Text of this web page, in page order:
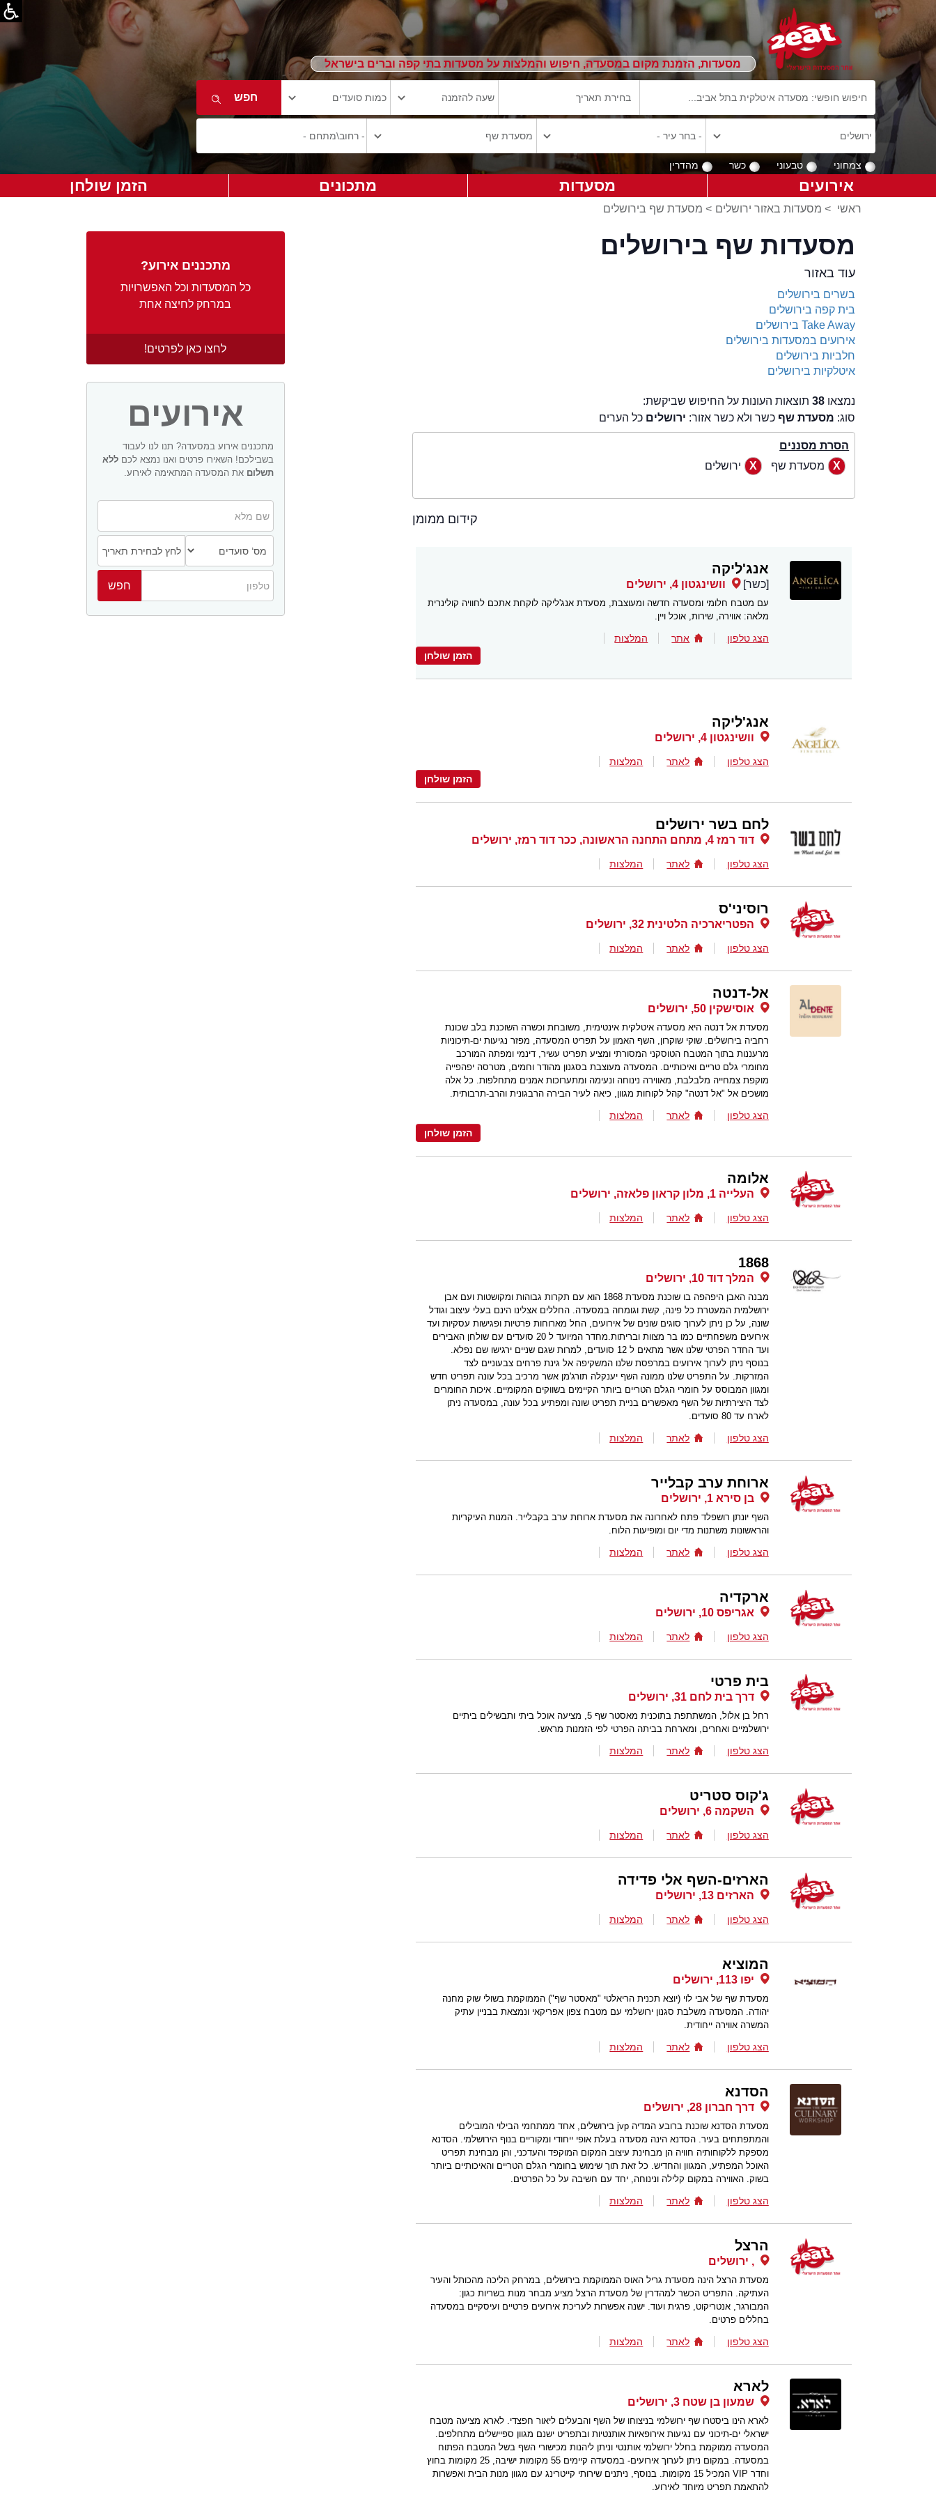
מסעדות, הזמנת מקום במסעדה, חיפוש והמלצות על מסעדות בתי קפה וברים בישראל
צמחוני טבעוני כשר מהדרין
אירועים מסעדות מתכונים הזמן שולחן
ראשי > מסעדות באזור ירושלים > מסעדת שף בירושלים
מתכננים אירוע?
כל המסעדות וכל האפשרויות
במרחק לחיצה אחת
לחצו כאן לפרטים!
אירועים
מתכננים אירוע במסעדה? תנו לנו לעבוד
בשבילכם! השאירו פרטים ואנו נמצא לכם ללא
תשלום את המסעדה המתאימה לאירוע.
מסעדות שף בירושלים
עוד באזור
בשרים בירושלים
בית קפה בירושלים
Take Away בירושלים
אירועים במסעדות בירושלים
חלביות בירושלים
איטלקיות בירושלים
נמצאו 38תוצאות העונות על החיפוש שביקשת:
סוג: מסעדת שף כשר ולא כשר אזור: ירושלים כל הערים
הסרת מסננים
מסעדת שף
ירושלים
קידום ממומן
אנג'ליקה
[כשר] וושינגטון 4, ירושלים
עם מטבח חלומי ומסעדה חדשה ומעוצבת, מסעדת אנג'ליקה לוקחת אתכם לחוויה קולינרית
מלאה: אווירה, שירות, אוכל ויין.
הצג טלפון אתר
המלצות
הזמן שולחן
אנג'ליקה
וושינגטון 4, ירושלים
הצג טלפון לאתר
המלצות
הזמן שולחן
לחם בשר ירושלים
דוד רמז 4, מתחם התחנה הראשונה, ככר דוד רמז, ירושלים
הצג טלפון לאתר המלצות
רוסיני'ס
הפטריארכיה הלטינית 32, ירושלים
הצג טלפון לאתר המלצות
אל-דנטה
אוסישקין 50, ירושלים
מסעדת אל דנטה היא מסעדה איטלקית אינטימית, משובחת וכשרה השוכנת בלב שכונת
רחביה בירושלים. שוקי שוקרון, השף האמון על תפריט המסעדה, מפזר נגיעות ים-תיכוניות
מרעננות בתוך המטבח הטוסקני המסורתי ומציע תפריט עשיר, דינמי ומפתה המורכב
מחומרי גלם טריים ואיכותיים. המסעדה מעוצבת בסגנון מהודר וחמים, מטרסה יפהפייה
מוקפת צמחייה מלבלבת, מאווירה נינוחה ונעימה ומתערוכות אמנים מתחלפות. כל אלה
מושכים אל "אל דנטה" קהל לקוחות מגוון, כיאה לעיר הבירה הרבגונית והרב-תרבותית.
הצג טלפון לאתר
המלצות
הזמן שולחן
אלומה
העלייה 1, מלון קראון פלאזה, ירושלים
הצג טלפון לאתר המלצות
1868
המלך דוד 10, ירושלים
מבנה האבן היפהפה בו שוכנת מסעדת 1868 הוא עם תקרות גבוהות ומקושטות ועם אבן
ירושלמית המעטרת כל פינה, קשת וגומחה במסעדה. החללים אצלינו הינם בעלי עיצוב וגודל
שונה, על כן ניתן לערוך סוגים שונים של אירועים, החל מארוחות פרטיות ופגישות עסקיות ועד
אירועים משפחתיים כמו בר מצוות ובריתות.מחדר המיועד ל 20 סועדים עם שולחן האבירים
ועד החדר הפרטי שלנו אשר מתאים ל 12 סועדים, למרות שגם שניים ירגישו שם נפלא.
בנוסף ניתן לערוך אירועים במרפסת שלנו המשקיפה אל גינת פרחים צבעוניים לצד
המזרקות. על התפריט שלנו ממונה השף יענקלה תורג'מן אשר מרכיב בכל עונה תפריט חדש
ומגוון המבוסס על חומרי הגלם הטריים ביותר הקיימים בשווקים המקומיים. איכות החומרים
לצד היצירתיות של השף מאפשרים בניית תפריט שונה ומפתיע בכל עונה, במסעדה ניתן
לארח עד 80 סועדים.
הצג טלפון לאתר המלצות
ארוחת ערב קבלייר
בן סירא 1, ירושלים
השף יונתן רושפלד פתח לאחרונה את מסעדת ארוחת ערב בקבלייר. המנות העיקריות
והראשונות משתנות מדי יום ומופיעות הלוח.
הצג טלפון לאתר המלצות
ארקדיה
אגריפס 10, ירושלים
הצג טלפון לאתר המלצות
בית פרטי
דרך בית לחם 31, ירושלים
רחל בן אלול, המשתתפת בתוכנית מאסטר שף 5, מציעה אוכל ביתי ותבשילים ביתיים
ירושלמיים ואחרים, ומארחת בביתה הפרטי לפי הזמנות מראש.
הצג טלפון לאתר המלצות
ג'קוס סטריט
השקמה 6, ירושלים
הצג טלפון לאתר המלצות
הארזים-השף אלי פדידה
הארזים 13, ירושלים
הצג טלפון לאתר המלצות
המוציא
יפו 113, ירושלים
מסעדת שף של אבי לוי (יוצא תכנית הריאלטי "מאסטר שף") הממוקמת בשולי שוק מחנה
יהודה. המסעדה משלבת סגנון ירושלמי עם מטבח צפון אפריקאי ונמצאת בבניין עתיק
המשרה אווירה ייחודית.
הצג טלפון לאתר המלצות
הסדנא
דרך חברון 28, ירושלים
מסעדת הסדנא שוכנת ברובע המדיה jvp בירושלים, אחד ממתחמי הבילוי המובילים
והמתפתחים בעיר. הסדנא הינה מסעדה בעלת אופי ייחודי ומקוריים בנוף הירושלמי. הסדנא
מספקת ללקוחותיה חוויה הן מבחינת עיצוב המקום המוקפד והעדכני, והן מבחינת תפריט
האוכל המפתיע, המגוון והחדיש. כל זאת תוך שימוש בחומרי הגלם הטריים והאיכותיים ביותר
בשוק. האווירה במקום קלילה ונינוחה, יחד עם חשיבה על כל הפרטים.
הצג טלפון לאתר המלצות
הרצל
, ירושלים
מסעדת הרצל הינה מסעדת גריל האוס הממוקמת בירושלים, במרחק הליכה מהכותל והעיר
העתיקה. התפריט הכשר למהדרין של מסעדת הרצל מציע מבחר מנות בשריות כגון:
המבורגר, אנטריקוט, פרגית ועוד. ישנה אפשרות לעריכת אירועים פרטיים ועיסקיים במסעדה
בחללים פרטים.
הצג טלפון לאתר המלצות
לארא
שמעון בן שטח 3, ירושלים
לארא הינו ביסטרו שף ירושלמי בניצוחו של השף והבעלים ליאור חפצדי. לארא מציעה מטבח
ישראלי ים-תיכוני עם נגיעות אירופאיות אותנטיות ובתפריט ישנם מגוון ספיישלים מתחלפים.
המסעדה ממוקמת בחלל ירושלמי אותנטי וניתן ליהנות מכישורי השף בשל המטבח הפתוח
במסעדה. במקום ניתן לערוך אירועים- במסעדה קיימים 55 מקומות ישיבה, 25 מקומות בחוץ
וחדר VIP המכיל 15 מקומות. בנוסף, ניתנים שירותי קייטרינג עם מגוון מנות הבית ואפשרות
להתאמת תפריט מיוחד לאירוע.